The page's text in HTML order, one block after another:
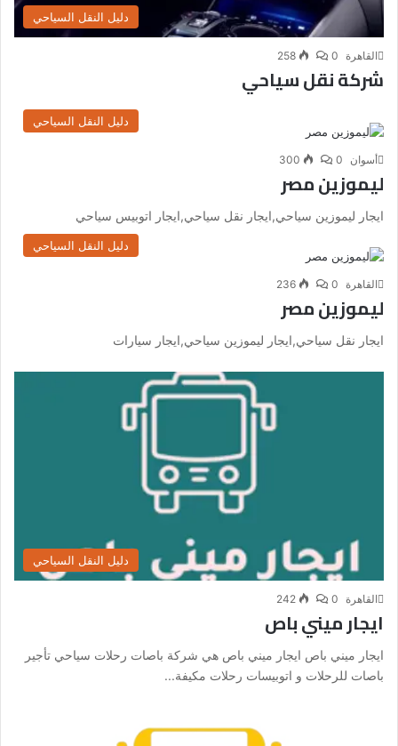
دليل النقل السياحي
القاهرة 0
258
شركة نقل سياحي
دليل النقل السياحي
أسوان 0
300
ليموزين مصر
ايجار ليموزين سياحي,ايجار نقل سياحي,ايجار اتوبيس سياحي
دليل النقل السياحي
القاهرة 0
236
ليموزين مصر
ايجار نقل سياحي,ايجار ليموزين سياحي,ايجار سيارات
دليل النقل السياحي
القاهرة 0
242
ايجار ميني باص
ايجار ميني باص ايجار ميني باص هي شركة باصات رحلات سياحي تأجير
باصات للرحلات و اتوبيسات رحلات مكيفة...